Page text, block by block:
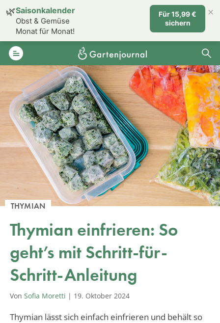
THYMIAN
Thymian einfrieren: So
geht’s mit Schritt-für-
Schritt-Anleitung
Von Sofia Moretti | 19. Oktober 2024
Thymian lässt sich einfach einfrieren und behält so
🌿Saisonkalender
Obst & Gemüse
Monat für Monat!
Für 15,99 €
sichern
×